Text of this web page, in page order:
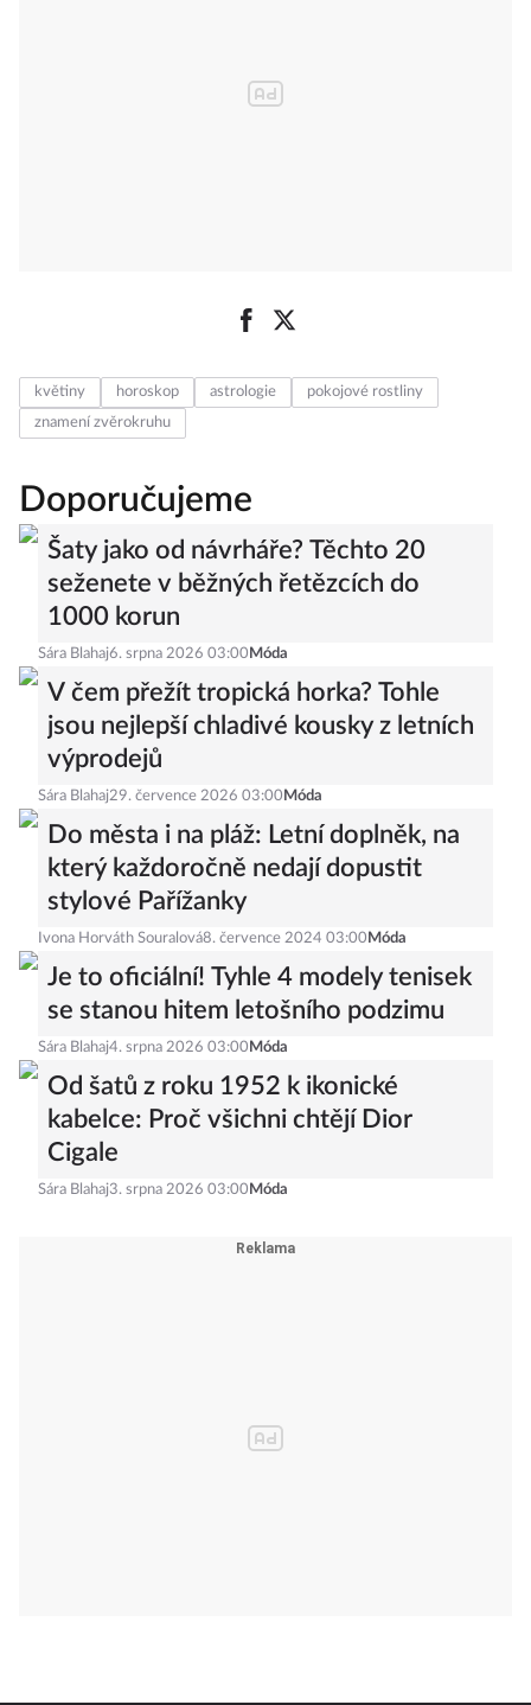
květiny horoskop astrologie
pokojové rostliny
znamení zvěrokruhu
Doporučujeme
Šaty jako od návrháře? Těchto 20
seženete v běžných řetězcích do
1000 korun
Sára Blahaj6. srpna 2026 03:00 Móda
V čem přežít tropická horka? Tohle
jsou nejlepší chladivé kousky z letních
výprodejů
Sára Blahaj29. července 2026 03:00 Móda
Do města i na pláž: Letní doplněk, na
který každoročně nedají dopustit
stylové Pařížanky
Ivona Horváth Souralová8. července 2024 03:00 Móda
Je to oficiální! Tyhle 4 modely tenisek
se stanou hitem letošního podzimu
Sára Blahaj4. srpna 2026 03:00 Móda
Od šatů z roku 1952 k ikonické
kabelce: Proč všichni chtějí Dior
Cigale
Sára Blahaj3. srpna 2026 03:00 Móda